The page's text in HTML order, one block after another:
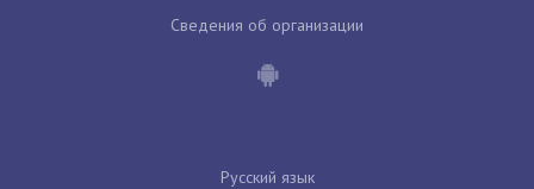
Сведения об организации
Русский язык